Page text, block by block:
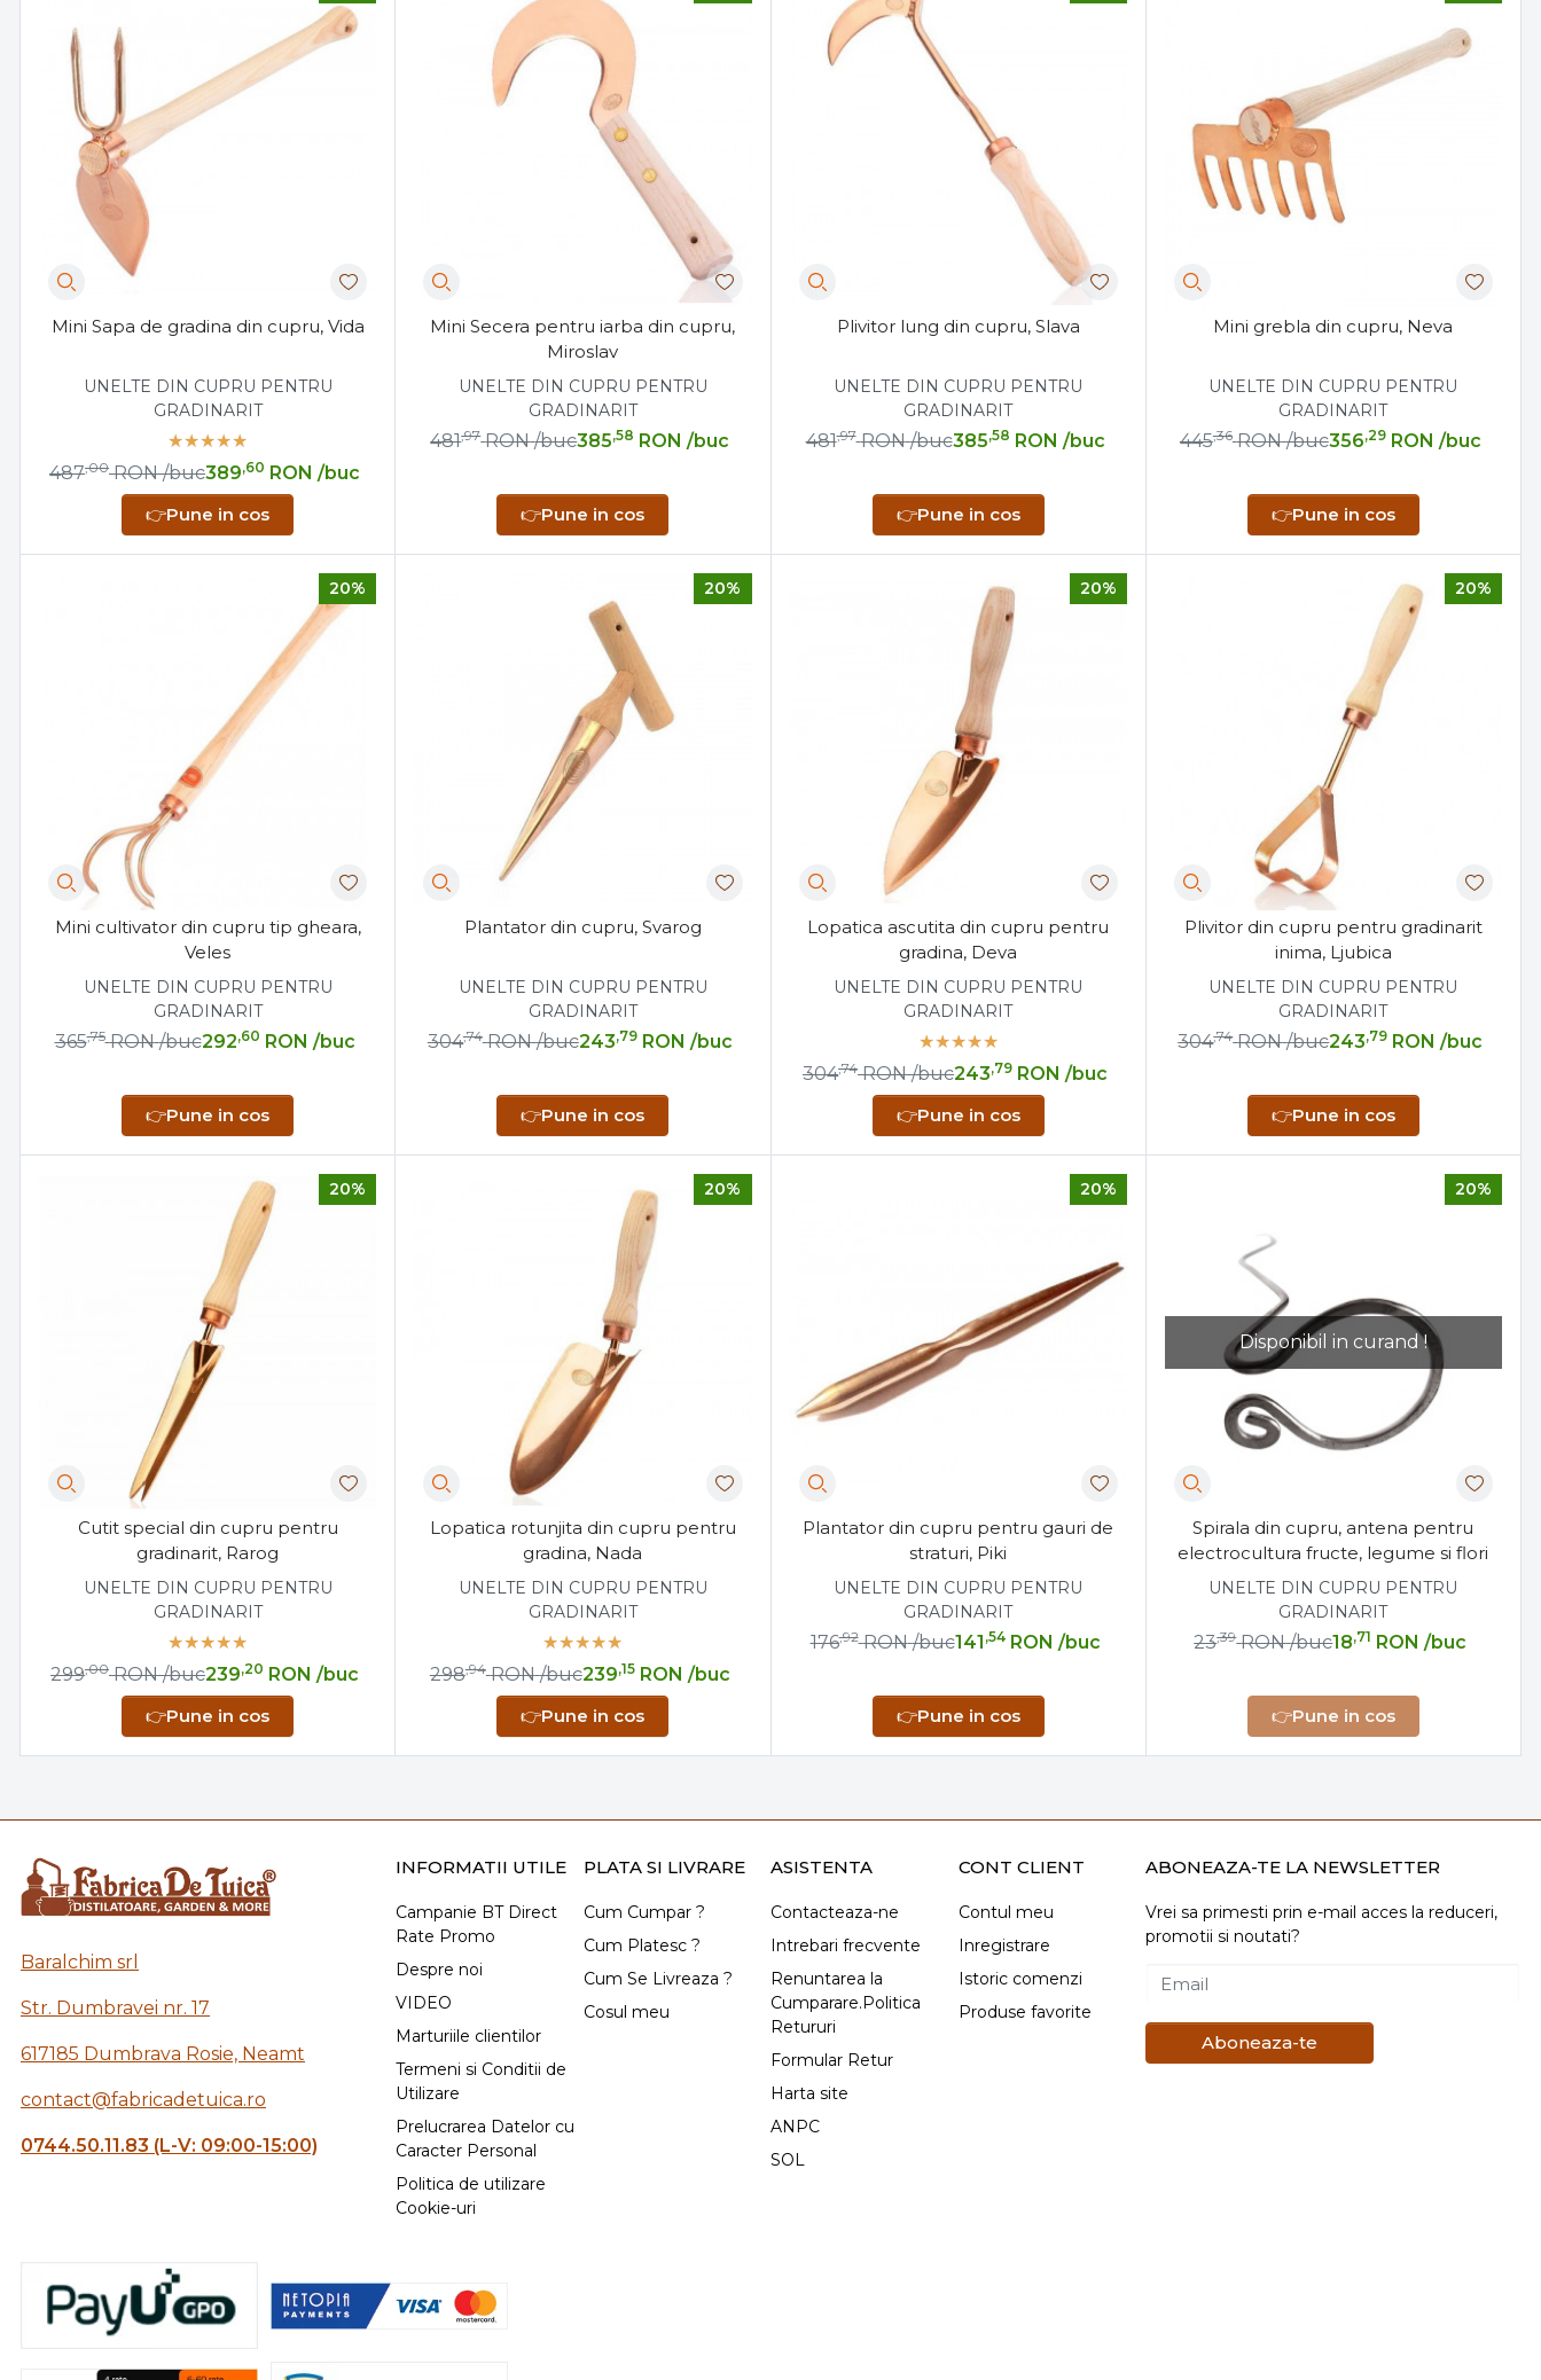
Mini Sapa de gradina din cupru, Vida
UNELTE DIN CUPRU PENTRU
GRADINARIT
389,60 RON /buc
487,00 RON /buc
👉Pune in cos
Mini Secera pentru iarba din cupru,
Miroslav
UNELTE DIN CUPRU PENTRU
GRADINARIT
385,58 RON /buc
481,97 RON /buc
👉Pune in cos
Plivitor lung din cupru, Slava
UNELTE DIN CUPRU PENTRU
GRADINARIT
385,58 RON /buc
481,97 RON /buc
👉Pune in cos
Mini grebla din cupru, Neva
UNELTE DIN CUPRU PENTRU
GRADINARIT
356,29 RON /buc
445,36 RON /buc
👉Pune in cos
20%
Mini cultivator din cupru tip gheara,
Veles
UNELTE DIN CUPRU PENTRU
GRADINARIT
292,60 RON /buc
365,75 RON /buc
👉Pune in cos
20%
Plantator din cupru, Svarog
UNELTE DIN CUPRU PENTRU
GRADINARIT
243,79 RON /buc
304,74 RON /buc
👉Pune in cos
20%
Lopatica ascutita din cupru pentru
gradina, Deva
UNELTE DIN CUPRU PENTRU
GRADINARIT
243,79 RON /buc
304,74 RON /buc
👉Pune in cos
20%
Plivitor din cupru pentru gradinarit
inima, Ljubica
UNELTE DIN CUPRU PENTRU
GRADINARIT
243,79 RON /buc
304,74 RON /buc
👉Pune in cos
20%
Cutit special din cupru pentru
gradinarit, Rarog
UNELTE DIN CUPRU PENTRU
GRADINARIT
239,20 RON /buc
299,00 RON /buc
👉Pune in cos
20%
Lopatica rotunjita din cupru pentru
gradina, Nada
UNELTE DIN CUPRU PENTRU
GRADINARIT
239,15 RON /buc
298,94 RON /buc
👉Pune in cos
20%
Plantator din cupru pentru gauri de
straturi, Piki
UNELTE DIN CUPRU PENTRU
GRADINARIT
141 ,54 RON /buc
176,92 RON /buc
👉Pune in cos
Disponibil in curand !
20%
Spirala din cupru, antena pentru
electrocultura fructe, legume si flori
UNELTE DIN CUPRU PENTRU
GRADINARIT
18,71 RON /buc
23,39 RON /buc
👉Pune in cos
Baralchim srl
Str. Dumbravei nr. 17
617185 Dumbrava Rosie, Neamt
contact@fabricadetuica.ro
0744.50.11.83 (L-V: 09:00-15:00)
INFORMATII UTILE
Campanie BT Direct
Rate Promo
Despre noi
VIDEO
Marturiile clientilor
Termeni si Conditii de
Utilizare
Prelucrarea Datelor cu
Caracter Personal
Politica de utilizare
Cookie-uri
PLATA SI LIVRARE
Cum Cumpar ?
Cum Platesc ?
Cum Se Livreaza ?
Cosul meu
ASISTENTA
Contacteaza-ne
Intrebari frecvente
Renuntarea la
Cumparare.Politica
Retururi
Formular Retur
Harta site
ANPC
SOL
CONT CLIENT
Contul meu
Inregistrare
Istoric comenzi
Produse favorite
ABONEAZA-TE LA NEWSLETTER
Vrei sa primesti prin e-mail acces la reduceri,
promotii si noutati?
Email
Aboneaza-te